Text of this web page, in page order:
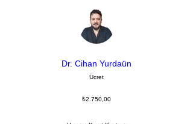
Dr. Cihan Yurdaün
Ücret
₺2.750,00